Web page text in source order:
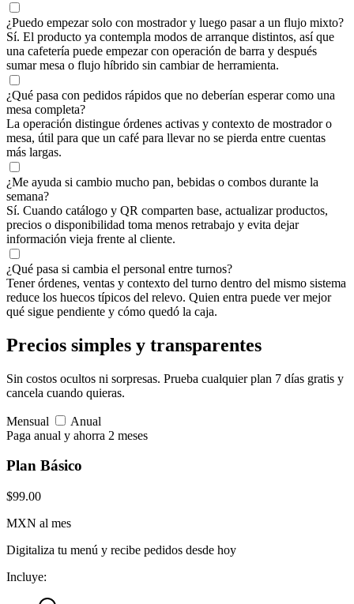
¿Puedo empezar solo con mostrador y luego pasar a un flujo mixto?
Sí. El producto ya contempla modos de arranque distintos, así que
una cafetería puede empezar con operación de barra y después
sumar mesa o flujo híbrido sin cambiar de herramienta.
¿Qué pasa con pedidos rápidos que no deberían esperar como una
mesa completa?
La operación distingue órdenes activas y contexto de mostrador o
mesa, útil para que un café para llevar no se pierda entre cuentas
más largas.
¿Me ayuda si cambio mucho pan, bebidas o combos durante la
semana?
Sí. Cuando catálogo y QR comparten base, actualizar productos,
precios o disponibilidad toma menos retrabajo y evita dejar
información vieja frente al cliente.
¿Qué pasa si cambia el personal entre turnos?
Tener órdenes, ventas y contexto del turno dentro del mismo sistema
reduce los huecos típicos del relevo. Quien entra puede ver mejor
qué sigue pendiente y cómo quedó la caja.
Precios simples y transparentes
Sin costos ocultos ni sorpresas. Prueba cualquier plan 7 días gratis y
cancela cuando quieras.
Mensual
Anual
Paga anual y ahorra 2 meses
Plan Básico
$99.00
MXN al mes
Digitaliza tu menú y recibe pedidos desde hoy
Incluye: